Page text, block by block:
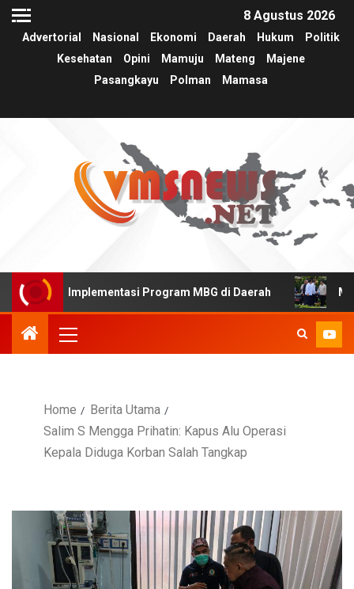
8 Agustus 2026
Advertorial Nasional Ekonomi Daerah Hukum
Politik
Kesehatan
Opini Mamuju Mateng
Majene
Pasangkayu
Polman Mamasa
Implementasi Program MBG di Daerah Menteri
Home
Berita Utama
Salim S Mengga Prihatin: Kapus Alu Operasi
Kepala Diduga Korban Salah Tangkap